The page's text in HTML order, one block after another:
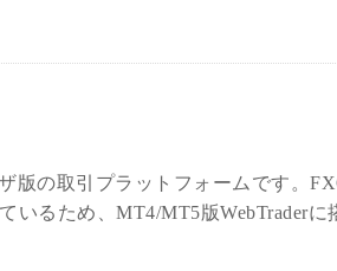
版の取引プラットフォームです。
いるため、MT4/MT5版WebTraderに